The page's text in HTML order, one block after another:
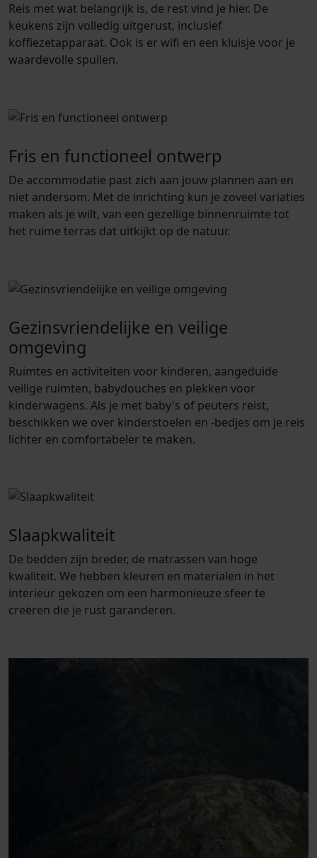
Reis met wat belangrijk is, de rest vind je hier. De
keukens zijn volledig uitgerust, inclusief
koffiezetapparaat. Ook is er wifi en een kluisje voor je
waardevolle spullen.
Fris en functioneel ontwerp
De accommodatie past zich aan jouw plannen aan en
niet andersom. Met de inrichting kun je zoveel variaties
maken als je wilt, van een gezellige binnenruimte tot
het ruime terras dat uitkijkt op de natuur.
Gezinsvriendelijke en veilige
omgeving
Ruimtes en activiteiten voor kinderen, aangeduide
veilige ruimten, babydouches en plekken voor
kinderwagens. Als je met baby's of peuters reist,
beschikken we over kinderstoelen en -bedjes om je reis
lichter en comfortabeler te maken.
Slaapkwaliteit
De bedden zijn breder, de matrassen van hoge
kwaliteit. We hebben kleuren en materialen in het
interieur gekozen om een harmonieuze sfeer te
creëren die je rust garanderen.